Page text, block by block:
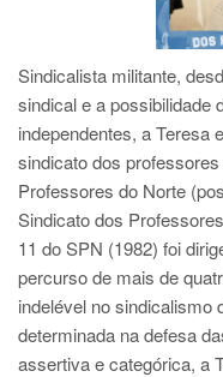
Sindicalista militante,
sindical e a possibilidade
independentes, a Teresa
sindicato dos
Professores do Norte
Sindicato dos
11 do SPN (1982) foi
percurso de mais de
indelével no sindicalismo
determinada na defesa
assertiva e categórica, a